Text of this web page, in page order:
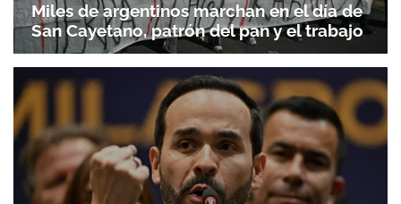
Miles de argentinos marchan en el día de
San Cayetano, patrón del pan y el trabajo